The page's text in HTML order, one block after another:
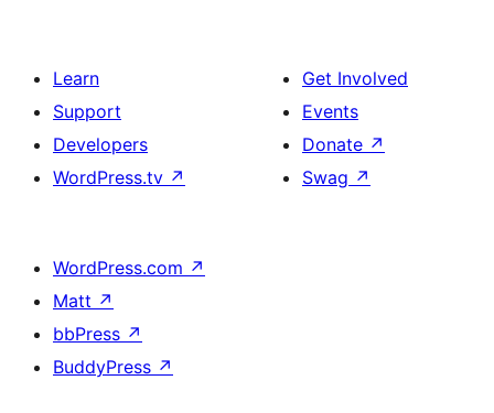
Learn
Support
Developers
WordPress.tv ↗
Get Involved
Events
Donate ↗
Swag ↗
WordPress.com ↗
Matt ↗
bbPress ↗
BuddyPress ↗